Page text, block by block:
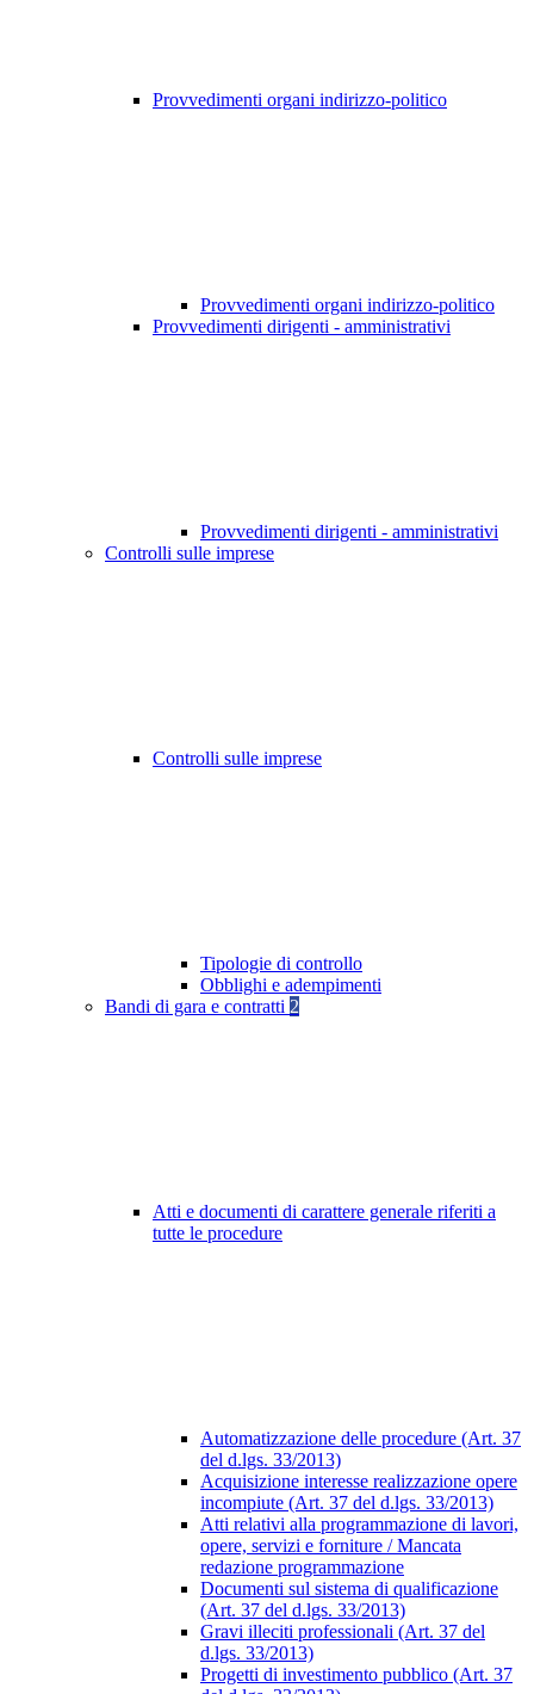
Provvedimenti organi indirizzo-politico
Provvedimenti organi indirizzo-politico
Provvedimenti dirigenti - amministrativi
Provvedimenti dirigenti - amministrativi
Controlli sulle imprese
Controlli sulle imprese
Tipologie di controllo
Obblighi e adempimenti
Bandi di gara e contratti 2
Atti e documenti di carattere generale riferiti a
tutte le procedure
Automatizzazione delle procedure (Art. 37
del d.lgs. 33/2013)
Acquisizione interesse realizzazione opere
incompiute (Art. 37 del d.lgs. 33/2013)
Atti relativi alla programmazione di lavori,
opere, servizi e forniture / Mancata
redazione programmazione
Documenti sul sistema di qualificazione
(Art. 37 del d.lgs. 33/2013)
Gravi illeciti professionali (Art. 37 del
d.lgs. 33/2013)
Progetti di investimento pubblico (Art. 37